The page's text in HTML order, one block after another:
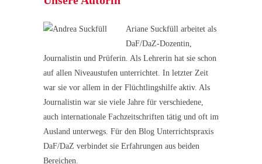
Ariane Suckfüll arbeitet als
DaF/DaZ-Dozentin,
Journalistin und Prüferin. Als Lehrerin hat sie schon
auf allen Niveaustufen unterrichtet. In letzter Zeit
war sie vor allem in der Flüchtlingshilfe aktiv. Als
Journalistin war sie viele Jahre für verschiedene,
auch internationale Fachzeitschriften tätig und oft im
Ausland unterwegs. Für den Blog Unterrichtspraxis
DaF/DaZ verbindet sie Erfahrungen aus beiden
Bereichen.